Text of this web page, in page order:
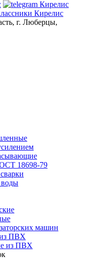
г. Люберцы,
18698-79
воды
машин
ПВХ
из ПВХ